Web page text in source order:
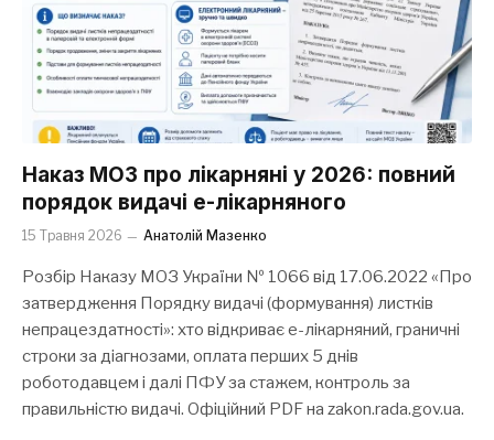
Наказ МОЗ про лікарняні у 2026: повний
порядок видачі е-лікарняного
15 Травня 2026 Анатолій Мазенко
Розбір Наказу МОЗ України № 1066 від 17.06.2022 «Про
затвердження Порядку видачі (формування) листків
непрацездатності»: хто відкриває е-лікарняний, граничні
строки за діагнозами, оплата перших 5 днів
роботодавцем і далі ПФУ за стажем, контроль за
правильністю видачі. Офіційний PDF на zakon.rada.gov.ua.